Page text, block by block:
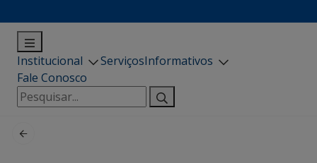
Institucional ServiçosInformativos
Fale Conosco
Pesquisar
por: